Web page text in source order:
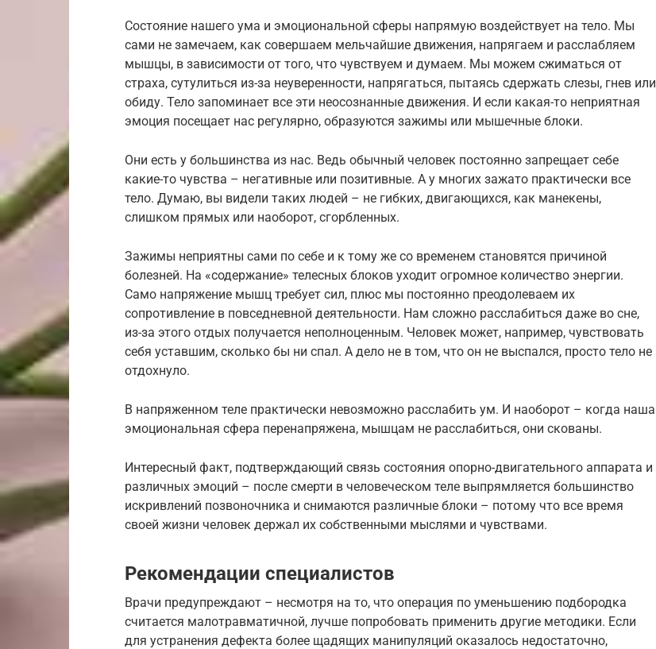
Состояние нашего ума и эмоциональной сферы напрямую воздействует на тело. Мы
сами не замечаем, как совершаем мельчайшие движения, напрягаем и расслабляем
мышцы, в зависимости от того, что чувствуем и думаем. Мы можем сжиматься от
страха, сутулиться из-за неуверенности, напрягаться, пытаясь сдержать слезы, гнев или
обиду. Тело запоминает все эти неосознанные движения. И если какая-то неприятная
эмоция посещает нас регулярно, образуются зажимы или мышечные блоки.
Они есть у большинства из нас. Ведь обычный человек постоянно запрещает себе
какие-то чувства – негативные или позитивные. А у многих зажато практически все
тело. Думаю, вы видели таких людей – не гибких, двигающихся, как манекены,
слишком прямых или наоборот, сгорбленных.
Зажимы неприятны сами по себе и к тому же со временем становятся причиной
болезней. На «содержание» телесных блоков уходит огромное количество энергии.
Само напряжение мышц требует сил, плюс мы постоянно преодолеваем их
сопротивление в повседневной деятельности. Нам сложно расслабиться даже во сне,
из-за этого отдых получается неполноценным. Человек может, например, чувствовать
себя уставшим, сколько бы ни спал. А дело не в том, что он не выспался, просто тело не
отдохнуло.
В напряженном теле практически невозможно расслабить ум. И наоборот – когда наша
эмоциональная сфера перенапряжена, мышцам не расслабиться, они скованы.
Интересный факт, подтверждающий связь состояния опорно-двигательного аппарата и
различных эмоций – после смерти в человеческом теле выпрямляется большинство
искривлений позвоночника и снимаются различные блоки – потому что все время
своей жизни человек держал их собственными мыслями и чувствами.
Рекомендации специалистов
Врачи предупреждают – несмотря на то, что операция по уменьшению подбородка
считается малотравматичной, лучше попробовать применить другие методики. Если
для устранения дефекта более щадящих манипуляций оказалось недостаточно,